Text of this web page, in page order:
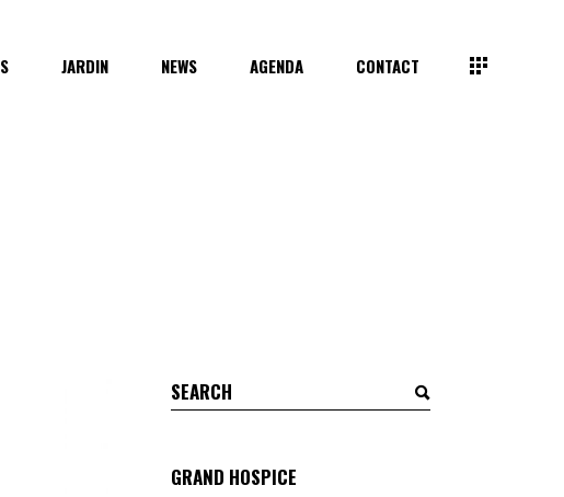
JARDIN NEWS AGENDA CONTACT
Search
for:
GRAND HOSPICE